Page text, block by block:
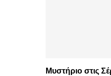
Μυστήριο στις